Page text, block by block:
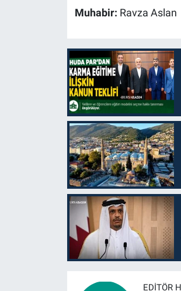
Muhabir: Ravza Aslan
EDITÖR